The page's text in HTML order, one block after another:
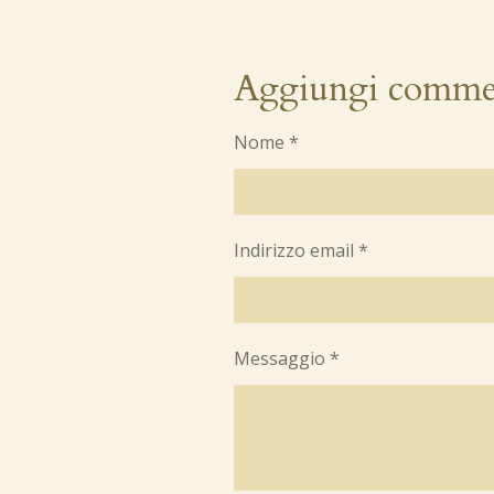
Aggiungi
Nome *
Indirizzo email *
Messaggio *